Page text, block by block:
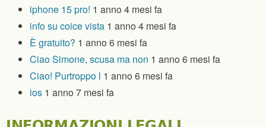
iphone 15 pro! 1 anno 4 mesi fa
info su coice vista 1 anno 4 mesi fa
È gratuito? 1 anno 6 mesi fa
Ciao Simone, scusa ma non 1 anno 6 mesi fa
Ciao! Purtroppo l 1 anno 6 mesi fa
ios 1 anno 7 mesi fa